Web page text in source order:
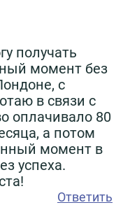
получать
момент без
с
в связи с
оплачивало 80
а потом
момент в
успеха.
Ответить